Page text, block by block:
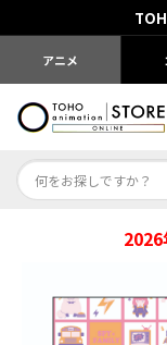
アニメ
映画ちいかわ